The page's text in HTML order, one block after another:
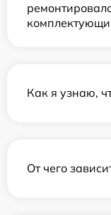
Как я узнаю,
От чего